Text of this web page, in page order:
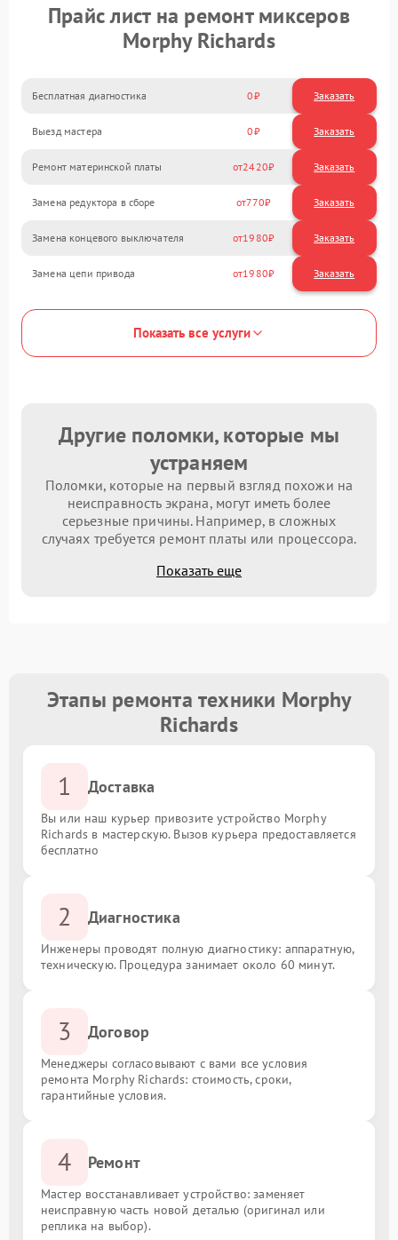
Прайс лист на ремонт миксеров
Morphy Richards
Бесплатная диагностика 0 Заказать
Выезд мастера 0 Заказать
Ремонт материнской платы 2420
Замена редуктора в сборе 770
Замена концевого выключателя 1980
Замена цепи привода 1980
Показать все услуги
Другие поломки, которые мы
устраняем
Поломки, которые на первый взгляд похожи на
неисправность экрана, могут иметь более
серьезные причины. Например, в сложных
случаях требуется ремонт платы или процессора.
Показать еще
Этапы ремонта техники Morphy
Richards
1 Доставка
Вы или наш курьер привозите устройство Morphy
Richards в мастерскую. Вызов курьера предоставляется
бесплатно
2 Диагностика
Инженеры проводят полную диагностику: аппаратную,
техническую. Процедура занимает около 60 минут.
3 Договор
Менеджеры согласовывают с вами все условия
ремонта Morphy Richards: стоимость, сроки,
гарантийные условия.
4 Ремонт
Мастер восстанавливает устройство: заменяет
неисправную часть новой деталью (оригинал или
реплика на выбор).